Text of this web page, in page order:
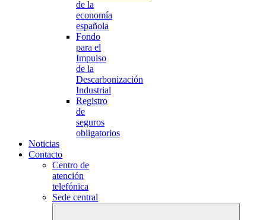
de la
economía
española
Fondo
para el
Impulso
de la
Descarbonización
Industrial
Registro
de
seguros
obligatorios
Noticias
Contacto
Centro de
atención
telefónica
Sede central